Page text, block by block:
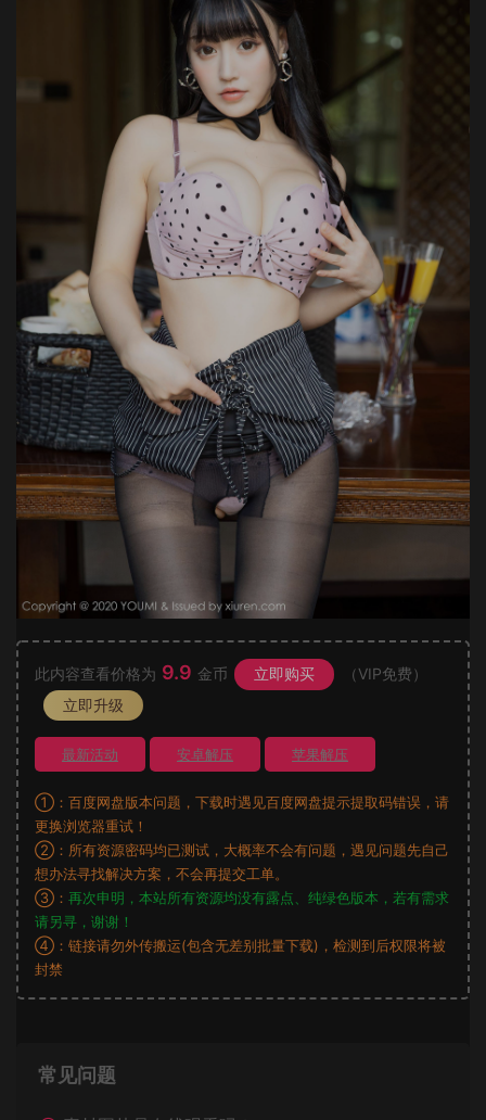
此内容查看价格为 9.9 金币 立即购买
（VIP免费）
立即升级
最新活动 安卓解压 苹果解压
①：百度网盘版本问题，下载时遇见百度网盘提示提取码错误，请
更换浏览器重试！
②：所有资源密码均已测试，大概率不会有问题，遇见问题先自己
想办法寻找解决方案，不会再提交工单。
③： 再次申明，本站所有资源均没有露点、纯绿色版本，若有需求
请另寻，谢谢！
④：链接请勿外传搬运(包含无差别批量下载)，检测到后权限将被
封禁
常见问题